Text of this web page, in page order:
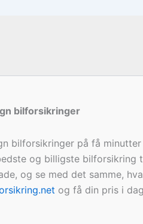
bilforsikringer
bilforsikringer på få minutter
og billigste bilforsikring
og se med det samme,
og få din pris i